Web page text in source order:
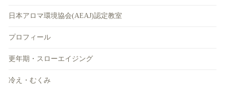
日本アロマ環境協会(AEAJ)認定教室
プロフィール
更年期・スローエイジング
冷え・むくみ